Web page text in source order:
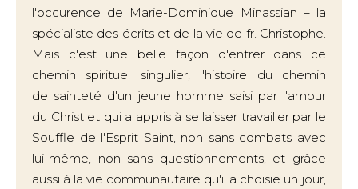
l'occurence de Marie-Dominique Minassian – la
spécialiste des écrits et de la vie de fr. Christophe.
Mais c'est une belle façon d'entrer dans ce
chemin spirituel singulier, l'histoire du chemin
de sainteté d'un jeune homme saisi par l'amour
du Christ et qui a appris à se laisser travailler par le
Souffle de l'Esprit Saint, non sans combats avec
lui-même, non sans questionnements, et grâce
aussi à la vie communautaire qu'il a choisie un jour,